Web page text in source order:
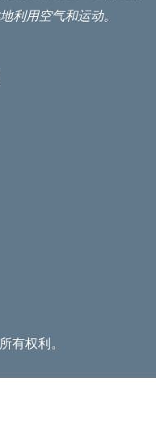
利用空气和运动。
有权利。